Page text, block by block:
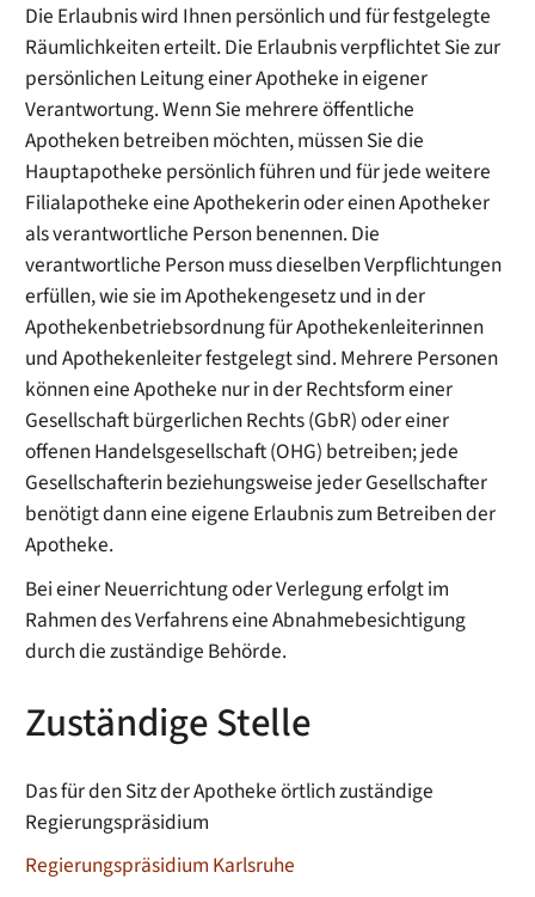
Die Erlaubnis wird Ihnen persönlich und für festgelegte
Räumlichkeiten erteilt. Die Erlaubnis verpflichtet Sie zur
persönlichen Leitung einer Apotheke in eigener
Verantwortung. Wenn Sie mehrere öffentliche
Apotheken betreiben möchten, müssen Sie die
Hauptapotheke persönlich führen und für jede weitere
Filialapotheke eine Apothekerin oder einen Apotheker
als verantwortliche Person benennen. Die
verantwortliche Person muss dieselben Verpflichtungen
erfüllen, wie sie im Apothekengesetz und in der
Apothekenbetriebsordnung für Apothekenleiterinnen
und Apothekenleiter festgelegt sind. Mehrere Personen
können eine Apotheke nur in der Rechtsform einer
Gesellschaft bürgerlichen Rechts(GbR)oder einer
offenen Handelsgesellschaft (OHG) betreiben; jede
Gesellschafterin beziehungsweise jeder Gesellschafter
benötigt dann eine eigene Erlaubniszum Betreiben der
Apotheke.
Bei einer Neuerrichtung oder Verlegung erfolgt im
Rahmen des Verfahrens eine Abnahmebesichtigung
durch die zuständige Behörde.
Zuständige Stelle
Das für den Sitz der Apotheke örtlich zuständige
Regierungspräsidium
Regierungspräsidium Karlsruhe